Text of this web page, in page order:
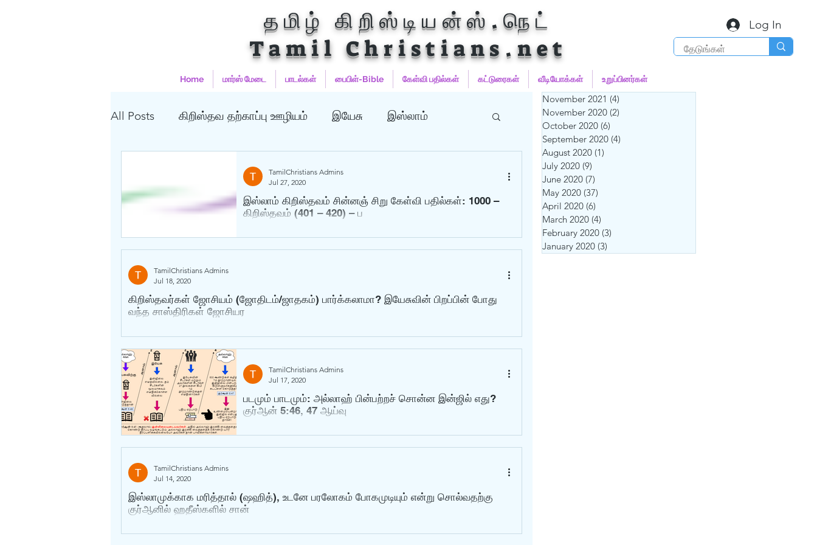
தமிழ் கிறிஸ்டியன்ஸ்.நெட்
Tamil Christians.net
Log In
Home மார்ஸ் மேடை பாடல்கள் பைபிள்-Bible கேள்வி பதில்கள் கட்டுரைகள் வீடியோக்கள் உறுப்பினர்கள்
All Posts கிறிஸ்தவ தற்காப்பு ஊழியம் இயேசு இஸ்லாம்
யெகோவா தேவன்
முஹம்மது பைபிள் குர்‍ஆன் குர்‍ஆன் தமிழாக்கங்கள்
கிறிஸ்தவம்
இஸ்லாம் கிறிஸ்தவம் சின்னஞ் சிறு கேள்வி பதில்கள்: 1000 –
கிறிஸ்தவம் (401 – 420) – ப
TamilChristians Admins
Jul 27, 2020
கிறிஸ்தவர்கள் ஜோசியம் (ஜோதிடம்/ஜாதகம்) பார்க்கலாமா? இயேசுவின் பிறப்பின் போது
வந்த சாஸ்திரிகள் ஜோசியர
TamilChristians Admins
Jul 18, 2020
படமும் பாடமும்: அல்லாஹ் பின்பற்றச் சொன்ன இன்ஜில் எது?
குர்‍ஆன் 5:46, 47 ஆய்வு
TamilChristians Admins
Jul 17, 2020
இஸ்லாமுக்காக மரித்தால் (ஷஹித்), உடனே பரலோகம் போகமுடியும் என்று சொல்வதற்கு
குர்‍ஆனில் ஹதீஸ்களில் சான்
TamilChristians Admins
Jul 14, 2020
November 2021 (4)
November 2020 (2)
October 2020 (6)
September 2020 (4)
August 2020 (1)
July 2020 (9)
June 2020 (7)
May 2020 (37)
April 2020 (6)
March 2020 (4)
February 2020 (3)
January 2020 (3)